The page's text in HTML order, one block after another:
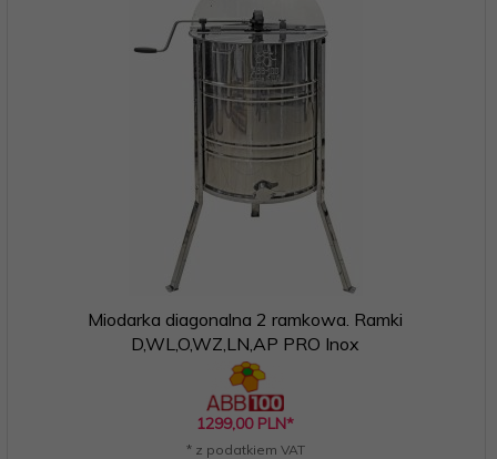
Miodarka diagonalna 2 ramkowa. Ramki
D,WL,O,WZ,LN,AP PRO Inox
1299,00 PLN*
* z podatkiem VAT